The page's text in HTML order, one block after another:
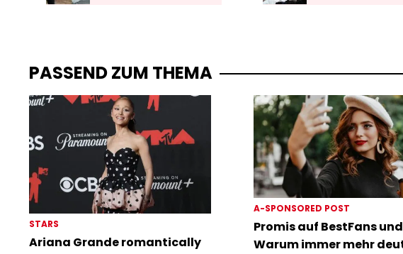
PASSEND ZUM THEMA
STARS
Ariana Grande romantically
A-SPONSORED POST
Promis auf BestFans
Warum immer mehr